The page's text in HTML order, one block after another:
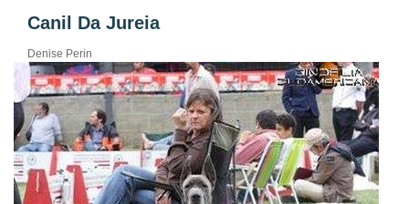
Canil Da Jureia
Denise Perin